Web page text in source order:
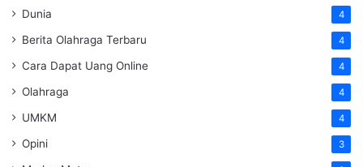
Dunia 4
Berita Olahraga Terbaru 4
Cara Dapat Uang Online 4
Olahraga 4
UMKM 4
Opini 3